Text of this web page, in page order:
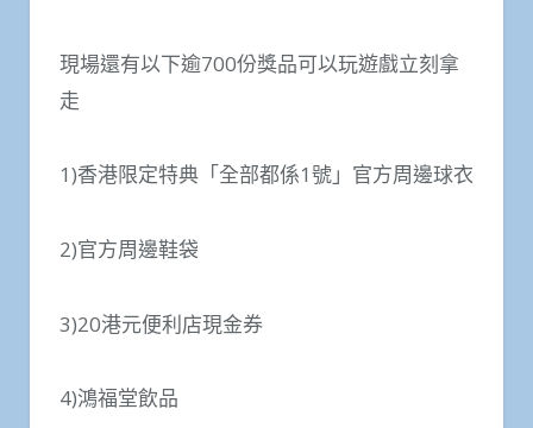
現場還有以下逾700份獎品可以玩遊戲立刻拿
走
1)香港限定特典「全部都係1號」官方周邊球衣
2)官方周邊鞋袋
3)20港元便利店現金券
4)鴻福堂飲品